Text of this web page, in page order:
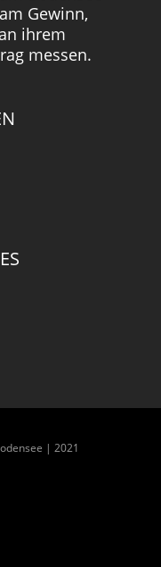
Gewinn,
ihrem
messen.
| 2021